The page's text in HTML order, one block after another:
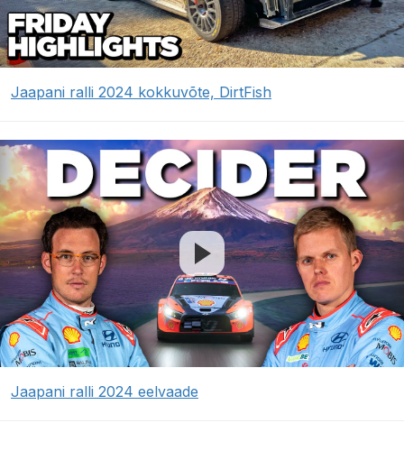
Jaapani ralli 2024 kokkuvõte, DirtFish
Jaapani ralli 2024 eelvaade